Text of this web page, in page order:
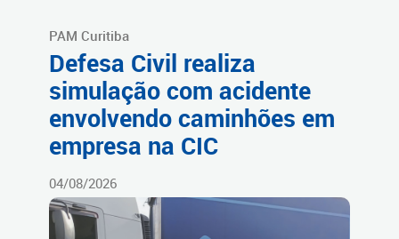
PAM Curitiba
Defesa Civil realiza
simulação com acidente
envolvendo caminhões em
empresa na CIC
04/08/2026